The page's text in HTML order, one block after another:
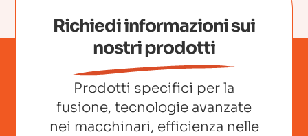
Richiedi informazioni sui
nostri prodotti
Prodotti specifici per la
fusione, tecnologie avanzate
nei macchinari, efficienza nelle